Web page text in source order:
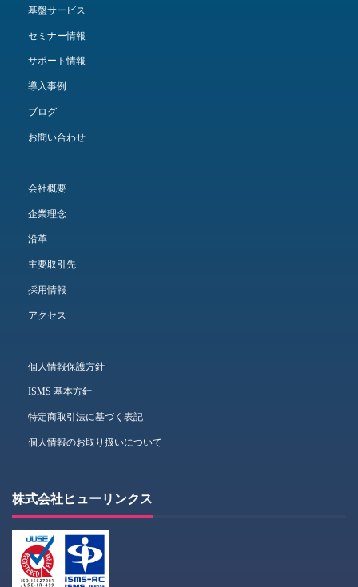
基盤サービス
セミナー情報
サポート情報
導入事例
ブログ
お問い合わせ
会社概要
企業理念
沿革
主要取引先
採用情報
アクセス
個人情報保護方針
ISMS 基本方針
特定商取引法に基づく表記
個人情報のお取り扱いについて
株式会社ヒューリンクス